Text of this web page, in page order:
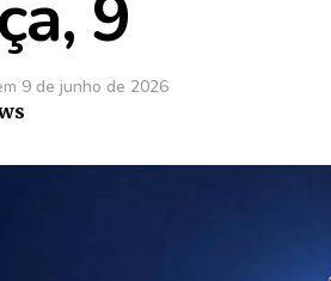
9
9 de junho de 2026